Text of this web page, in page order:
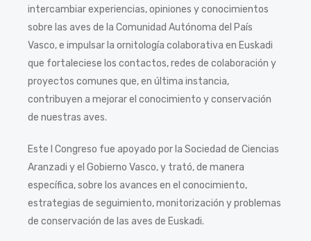
intercambiar experiencias, opiniones y conocimientos
sobre las aves de la Comunidad Autónoma del País
Vasco, e impulsar la ornitología colaborativa en Euskadi
que fortaleciese los contactos, redes de colaboración y
proyectos comunes que, en última instancia,
contribuyen a mejorar el conocimiento y conservación
de nuestras aves.
Este I Congreso fue apoyado por la Sociedad de Ciencias
Aranzadi y el Gobierno Vasco, y trató, de manera
específica, sobre los avances en el conocimiento,
estrategias de seguimiento, monitorización y problemas
de conservación de las aves de Euskadi.